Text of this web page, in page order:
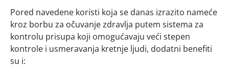
Pored navedene koristi koja se danas izrazito nameće
kroz borbu za očuvanje zdravlja putem sistema za
kontrolu prisupa koji omogućavaju veći stepen
kontrole i usmeravanja kretnje ljudi, dodatni benefiti
su i: